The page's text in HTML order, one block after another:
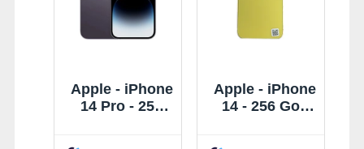
Apple - iPhone
14 Pro - 256
Apple - iPhone
14 - 256 Go -